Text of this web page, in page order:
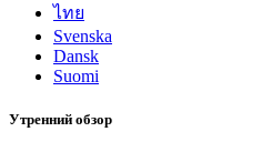
ไทย
Svenska
Dansk
Suomi
Утренний обзор